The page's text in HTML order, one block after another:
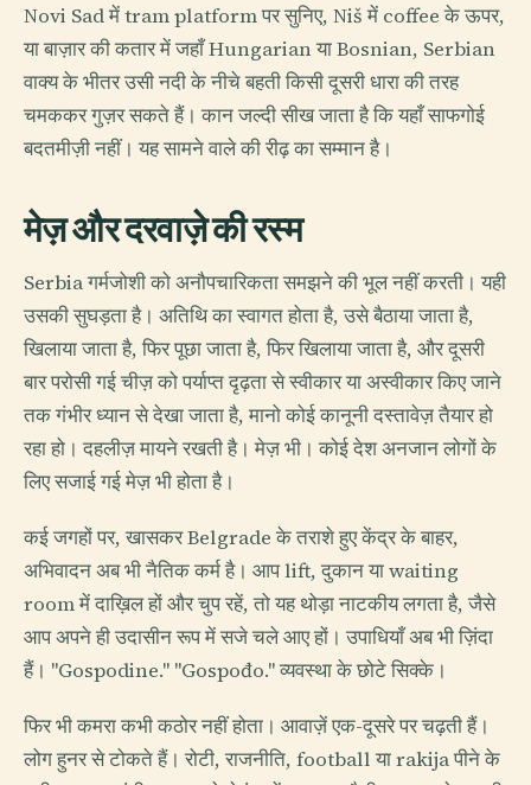
Novi Sad में tram platform पर सुनिए, Niš में coffee के ऊपर,
या बाज़ार की कतार में जहाँ Hungarian या Bosnian, Serbian
वाक्य के भीतर उसी नदी के नीचे बहती किसी दूसरी धारा की तरह
चमककर गुज़र सकते हैं। कान जल्दी सीख जाता है कि यहाँ साफगोई
बदतमीज़ी नहीं। यह सामने वाले की रीढ़ का सम्मान है।
मेज़ और दरवाज़े की रस्म
Serbia गर्मजोशी को अनौपचारिकता समझने की भूल नहीं करती। यही
उसकी सुघड़ता है। अतिथि का स्वागत होता है, उसे बैठाया जाता है,
खिलाया जाता है, फिर पूछा जाता है, फिर खिलाया जाता है, और दूसरी
बार परोसी गई चीज़ को पर्याप्त दृढ़ता से स्वीकार या अस्वीकार किए जाने
तक गंभीर ध्यान से देखा जाता है, मानो कोई कानूनी दस्तावेज़ तैयार हो
रहा हो। दहलीज़ मायने रखती है। मेज़ भी। कोई देश अनजान लोगों के
लिए सजाई गई मेज़ भी होता है।
कई जगहों पर, खासकर Belgrade के तराशे हुए केंद्र के बाहर,
अभिवादन अब भी नैतिक कर्म है। आप lift, दुकान या waiting
room में दाख़िल हों और चुप रहें, तो यह थोड़ा नाटकीय लगता है, जैसे
आप अपने ही उदासीन रूप में सजे चले आए हों। उपाधियाँ अब भी ज़िंदा
हैं। "Gospodine." "Gospođo." व्यवस्था के छोटे सिक्के।
फिर भी कमरा कभी कठोर नहीं होता। आवाज़ें एक-दूसरे पर चढ़ती हैं।
लोग हुनर से टोकते हैं। रोटी, राजनीति, football या rakija पीने के